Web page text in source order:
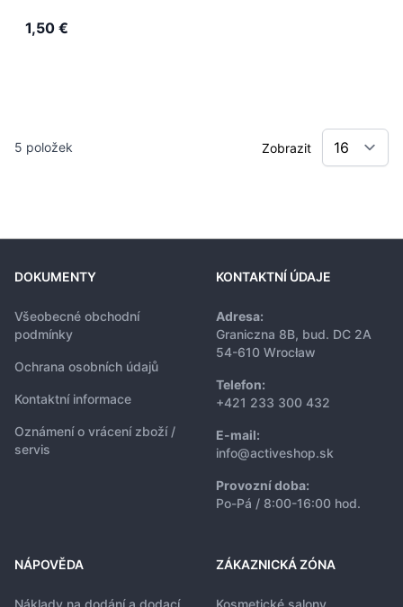
1,50 €
5 položek Zobrazit
DOKUMENTY
Všeobecné obchodní
podmínky
Ochrana osobních údajů
Kontaktní informace
Oznámení o vrácení zboží /
servis
KONTAKTNÍ ÚDAJE
Adresa:
Graniczna 8B, bud. DC 2A
54-610 Wrocław
Telefon:
+421 233 300 432
E-mail:
info@activeshop.sk
Provozní doba:
Po-Pá / 8:00-16:00 hod.
NÁPOVĚDA
Náklady na dodání a dodací
ZÁKAZNICKÁ ZÓNA
Kosmetické salony